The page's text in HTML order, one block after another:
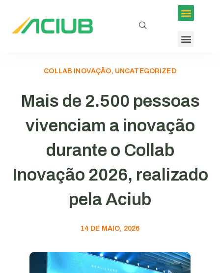
COLLAB INOVAÇÃO, UNCATEGORIZED
Mais de 2.500 pessoas
vivenciam a inovação
durante o Collab
Inovação 2026, realizado
pela Aciub
14 DE MAIO, 2026